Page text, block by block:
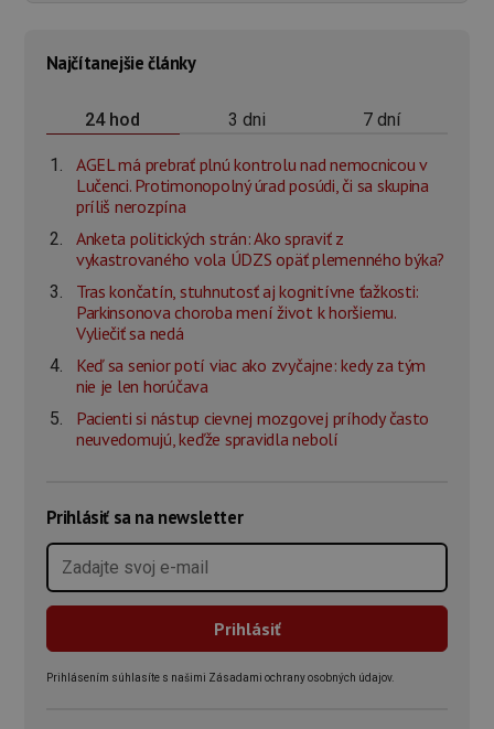
Najčítanejšie články
24 hod 3 dni 7 dní
AGEL má prebrať plnú kontrolu nad nemocnicou v
Lučenci. Protimonopolný úrad posúdi, či sa skupina
príliš nerozpína
Anketa politických strán: Ako spraviť z
vykastrovaného vola ÚDZS opäť plemenného býka?
Tras končatín, stuhnutosť aj kognitívne ťažkosti:
Parkinsonova choroba mení život k horšiemu.
Vyliečiť sa nedá
Keď sa senior potí viac ako zvyčajne: kedy za tým
nie je len horúčava
Pacienti si nástup cievnej mozgovej príhody často
neuvedomujú, keďže spravidla nebolí
Prihlásiť sa na newsletter
Prihlásením súhlasíte s našimi Zásadami ochrany osobných údajov.